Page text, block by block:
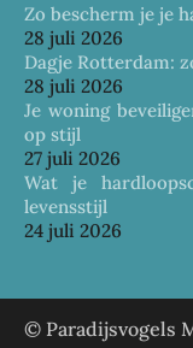
Zo bescherm je je
28 juli 2026
Dagje Rotterdam:
28 juli 2026
Je woning
op stijl
27 juli 2026
Wat je
levensstijl
24 juli 2026
© Paradijsvogels